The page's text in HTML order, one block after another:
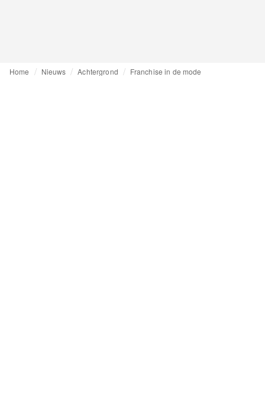
Home Nieuws Achtergrond Franchise in de mode